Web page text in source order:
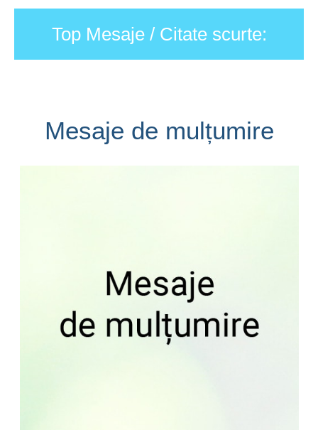
Top Mesaje / Citate scurte:
Mesaje de mulțumire